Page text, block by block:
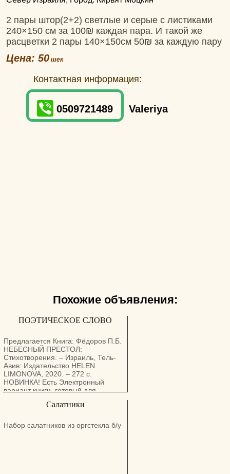
2 пары штор(2+2) светлые и серые с листиками
240×150 см за 100₪ каждая пара. И такой же
расцветки 2 пары 140×150см 50₪ за каждую пару
Цена: 50
Контактная информация:
0509721489 Valeriya
Похожие объявления:
ПОЭТИЧЕСКОЕ СЛОВО
Предлагается Книга: Фёдоров П.Б.
НЕБЕСНЫЙ ПРЕСТОЛ:
Стихотворения. – Израиль, Тель-
Авив: Издательство HELEN
LIMONOVA, 2020. – 272 с.
НОВИНКА! Есть Электронный
вариант книги, готовый для
книги. Для заказа книги
pavelfedorovisrael@yahoo.com
Салатники
Набор салатников из оргстекла б/у